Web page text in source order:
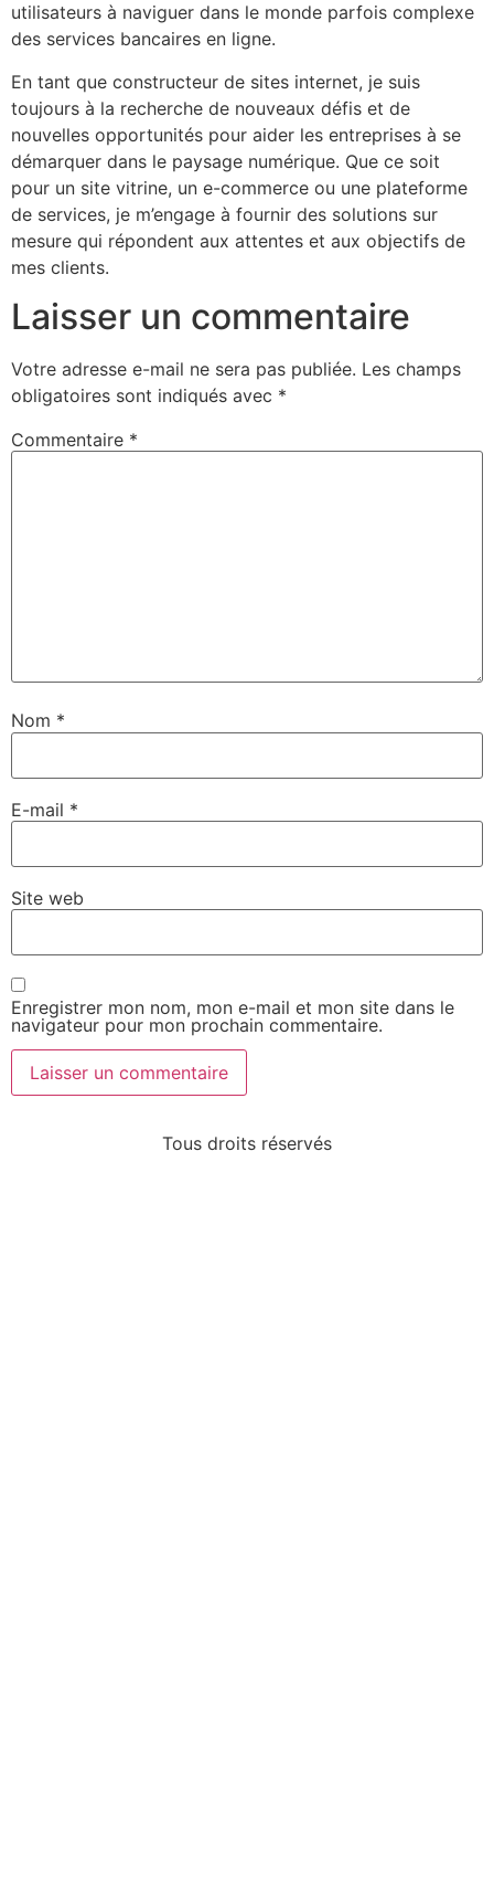
utilisateurs à naviguer dans le monde parfois complexe
des services bancaires en ligne.
En tant que constructeur de sites internet, je suis
toujours à la recherche de nouveaux défis et de
nouvelles opportunités pour aider les entreprises à se
démarquer dans le paysage numérique. Que ce soit
pour un site vitrine, un e-commerce ou une plateforme
de services, je m’engage à fournir des solutions sur
mesure qui répondent aux attentes et aux objectifs de
mes clients.
Laisser un commentaire
Votre adresse e-mail ne sera pas publiée. Les champs
obligatoires sont indiqués avec *
Commentaire *
Nom *
E-mail *
Site web
Enregistrer mon nom, mon e-mail et mon site dans le
navigateur pour mon prochain commentaire.
Tous droits réservés